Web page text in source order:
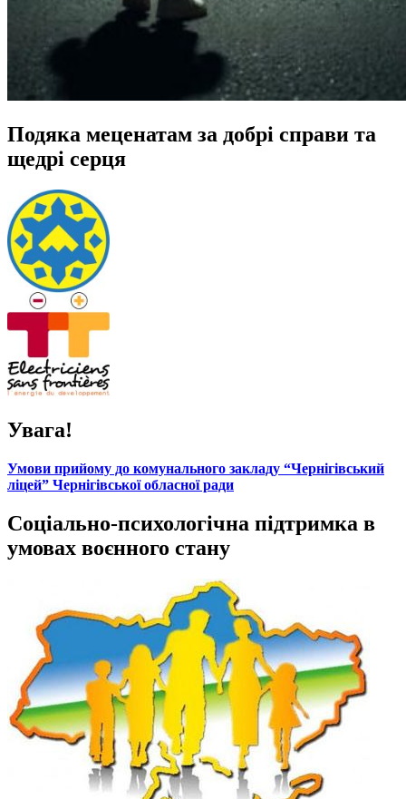
Подяка меценатам за добрі справи та
щедрі серця
Увага!
Умови прийому до комунального закладу “Чернігівський
ліцей” Чернігівської обласної ради
Соціально-психологічна підтримка в
умовах воєнного стану